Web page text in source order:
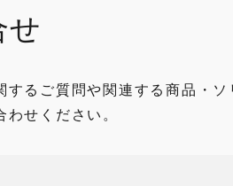
せ
するご質問や関連する商品・
せください。